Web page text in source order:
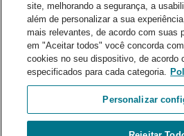
A Sociedade Mineira de Cultura é
área de educação, portadora do
site, melhorando a segurança, a
além de personalizar a sua
mais relevantes, de acordo com suas
em "Aceitar todos" você concorda
cookies no seu dispositivo, de acordo
especificados para cada categoria.
Personalizar